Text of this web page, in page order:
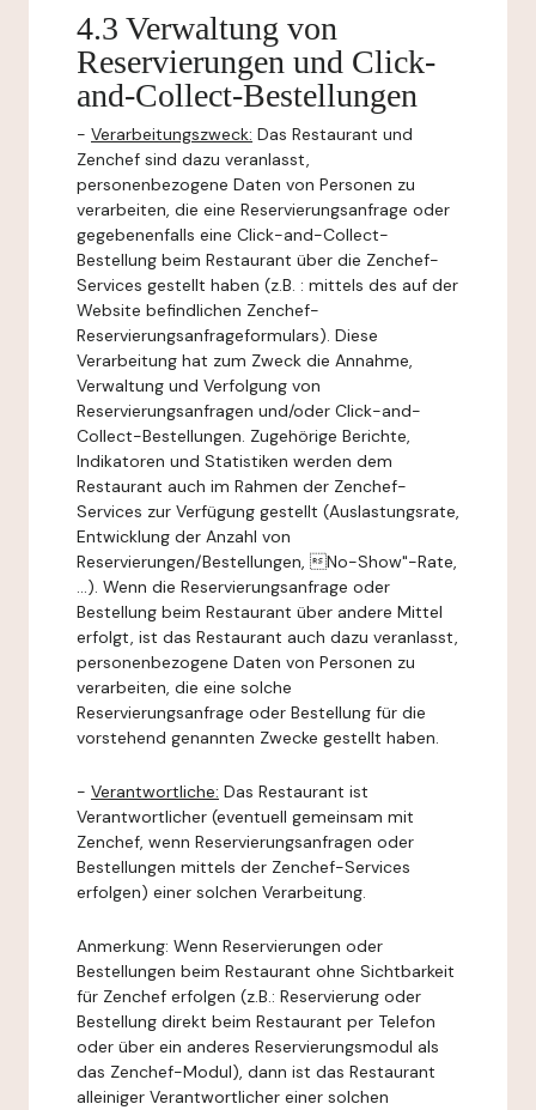
4.3 Verwaltung von
Reservierungen und Click-
and-Collect-Bestellungen
- Verarbeitungszweck: Das Restaurant und
Zenchef sind dazu veranlasst,
personenbezogene Daten von Personen zu
verarbeiten, die eine Reservierungsanfrage oder
gegebenenfalls eine Click-and-Collect-
Bestellung beim Restaurant über die Zenchef-
Services gestellt haben (z.B. : mittels des auf der
Website befindlichen Zenchef-
Reservierungsanfrageformulars). Diese
Verarbeitung hat zum Zweck die Annahme,
Verwaltung und Verfolgung von
Reservierungsanfragen und/oder Click-and-
Collect-Bestellungen. Zugehörige Berichte,
Indikatoren und Statistiken werden dem
Restaurant auch im Rahmen der Zenchef-
Services zur Verfügung gestellt (Auslastungsrate,
Entwicklung der Anzahl von
Reservierungen/Bestellungen, No-Show"-Rate,
...). Wenn die Reservierungsanfrage oder
Bestellung beim Restaurant über andere Mittel
erfolgt, ist das Restaurant auch dazu veranlasst,
personenbezogene Daten von Personen zu
verarbeiten, die eine solche
Reservierungsanfrage oder Bestellung für die
vorstehend genannten Zwecke gestellt haben.
- Verantwortliche: Das Restaurant ist
Verantwortlicher (eventuell gemeinsam mit
Zenchef, wenn Reservierungsanfragen oder
Bestellungen mittels der Zenchef-Services
erfolgen) einer solchen Verarbeitung.
Anmerkung: Wenn Reservierungen oder
Bestellungen beim Restaurant ohne Sichtbarkeit
für Zenchef erfolgen (z.B.: Reservierung oder
Bestellung direkt beim Restaurant per Telefon
oder über ein anderes Reservierungsmodul als
das Zenchef-Modul), dann ist das Restaurant
alleiniger Verantwortlicher einer solchen